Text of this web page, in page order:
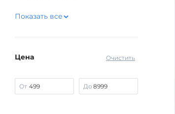
Показать все
Очистить
Цена
От До